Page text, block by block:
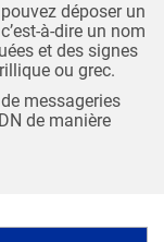
déposer un
à-dire un nom
et des signes
ou grec.
messageries
de manière